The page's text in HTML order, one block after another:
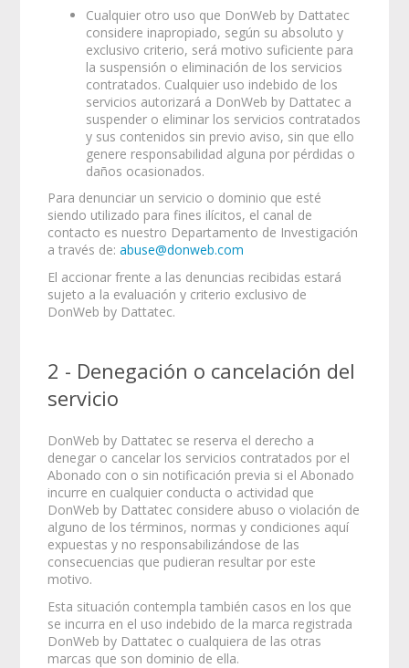
Cualquier otro uso que DonWeb by Dattatec
considere inapropiado, según su absoluto y
exclusivo criterio, será motivo suficiente para
la suspensión o eliminación de los servicios
contratados. Cualquier uso indebido de los
servicios autorizará a DonWeb by Dattatec a
suspender o eliminar los servicios contratados
y sus contenidos sin previo aviso, sin que ello
genere responsabilidad alguna por pérdidas o
daños ocasionados.
Para denunciar un servicio o dominio que esté
siendo utilizado para fines ilícitos, el canal de
contacto es nuestro Departamento de Investigación
a través de:abuse@donweb.com
El accionar frente a las denuncias recibidas estará
sujeto a la evaluación y criterio exclusivo de
DonWeb by Dattatec.
2 - Denegación o cancelación del
servicio
DonWeb by Dattatec se reserva el derecho a
denegar o cancelar los servicios contratados por el
Abonado con o sin notificación previa si el Abonado
incurre en cualquier conducta o actividad que
DonWeb by Dattatec considere abuso o violación de
alguno de los términos, normas y condiciones aquí
expuestas y no responsabilizándose de las
consecuencias que pudieran resultar por este
motivo.
Esta situación contempla también casos en los que
se incurra en el uso indebido de la marca registrada
DonWeb by Dattatec o cualquiera de las otras
marcas que son dominio de ella.